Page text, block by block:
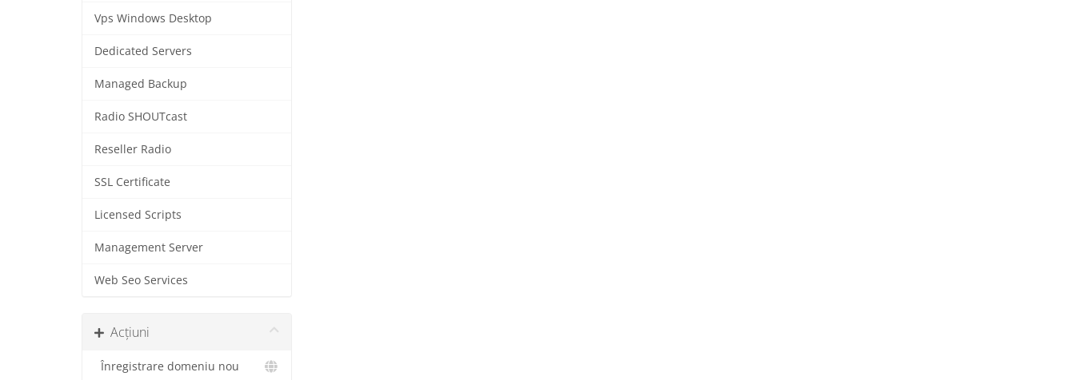
Vps Windows Desktop
Dedicated Servers
Managed Backup
Radio SHOUTcast
Reseller Radio
SSL Certificate
Licensed Scripts
Management Server
Web Seo Services
Acțiuni
Înregistrare domeniu nou